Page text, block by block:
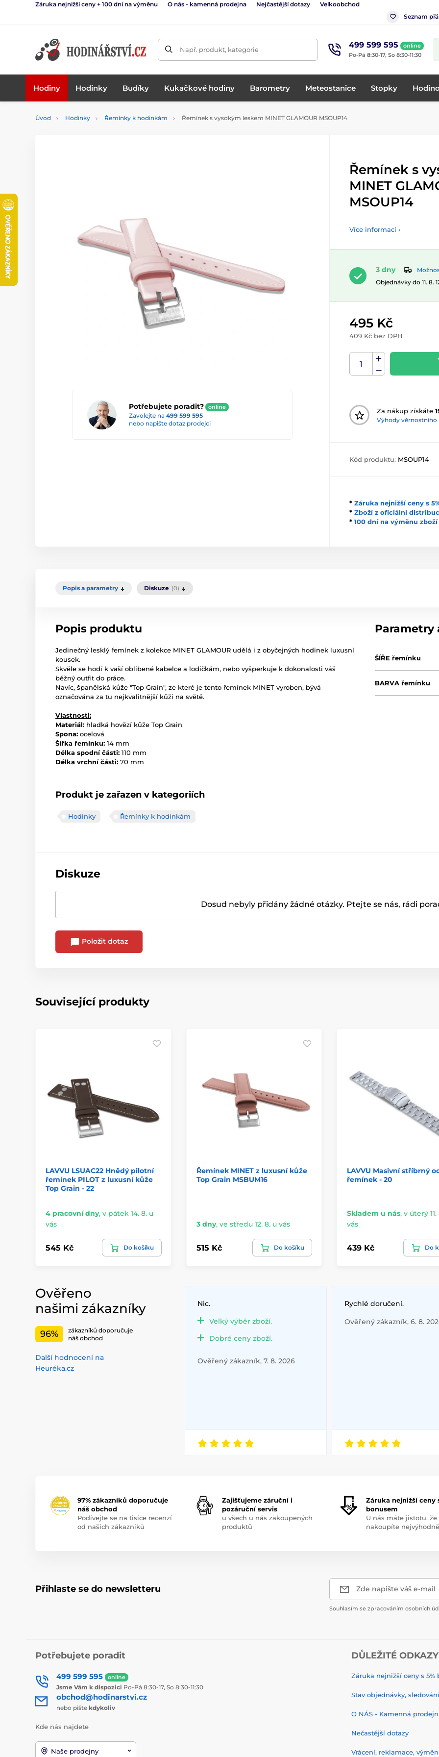
Záruka nejnižší ceny + 100 dní na výměnu O nás - kamenná prodejna Nejčastější dotazy Velkoobchod
Seznam
Např. produkt, kategorie 499 599 595
online
Po-Pá 8:30-17, So 8:30-11:30
Hodiny Hodinky Budíky Kukačkové hodiny Barometry Meteostanice Stopky
Úvod Hodinky Řemínky k hodinkám Řemínek s vysokým leskem MINET GLAMOUR MSOUP14
Potřebujete poradit? online
Zavolejte na 499 599 595
nebo napište dotaz prodejci
Řemínek s
MINET
MSOUP14
Více informací ›
3 dny
Objednávky do 11. 8.
495 Kč
409 Kč bez DPH
Za nákup získáte
Výhody věrnostního
Kód produktu: MSOUP14
* Záruka nejnižší ceny s
* Zboží z oficiální
* 100 dní na výměnu zboží
Popis a parametry Diskuze (0)
Popis produktu
Jedinečný lesklý řemínek z kolekce MINET GLAMOUR udělá i z obyčejných hodinek luxusní
kousek.
Skvěle se hodí k vaší oblíbené kabelce a lodičkám, nebo vyšperkuje k dokonalosti váš
běžný outfit do práce.
Navíc, španělská kůže "Top Grain", ze které je tento řemínek MINET vyroben, bývá
označována za tu nejkvalitnější kůži na světě.
Vlastnosti:
Materiál: hladká hovězí kůže Top Grain
Spona: ocelová
Šířka řemínku: 14 mm
Délka spodní části: 110 mm
Délka vrchní části: 70 mm
Produkt je zařazen v kategoriích
Hodinky Řemínky k hodinkám
Parametry
ŠÍŘE řemínku
BARVA řemínku
Diskuze
Dosud nebyly přidány žádné otázky. Ptejte se nás, rádi
Položit dotaz
Související produkty
LAVVU LSUAC22 Hnědý pilotní
řemínek PILOT z luxusní kůže
Top Grain - 22
4 pracovní dny, v pátek 14. 8. u
vás
545 Kč Do košíku
Řemínek MINET z luxusní kůže
Top Grain MSBUM16
3 dny, ve středu 12. 8. u vás
515 Kč Do košíku
LAVVU Masivní stříbrný
řemínek - 20
Skladem u nás, v úterý 11.
vás
439 Kč Do
Ověřeno
našimi zákazníky
96%
zákazníků doporučuje
náš obchod
Další hodnocení na
Heuréka.cz
Nic.
Velký výběr zboží.
Dobré ceny zboží.
Ověřený zákazník, 7. 8. 2026
Rychlé doručení.
Ověřený zákazník, 6. 8.
97% zákazníků doporučuje
náš obchod
Podívejte se na tisíce recenzí
od našich zákazníků
Zajišťujeme záruční i
pozáruční servis
u všech u nás zakoupených
produktů
Záruka nejnižší ceny
bonusem
U nás máte jistotu, že
nakoupíte
Přihlaste se do newsletteru Zde napište váš e-mail
Souhlasím se zpracováním osobních
Potřebujete poradit
499 599 595 online
Jsme Vám k dispozici Po-Pá 8:30-17, So 8:30-11:30
obchod@hodinarstvi.cz
nebo pište kdykoliv
Kde nás najdete
Naše prodejny
DŮLEŽITÉ ODKAZY
Záruka nejnižší ceny s 5%
Stav objednávky,
O NÁS - Kamenná
Nečastější dotazy
Vrácení, reklamace,